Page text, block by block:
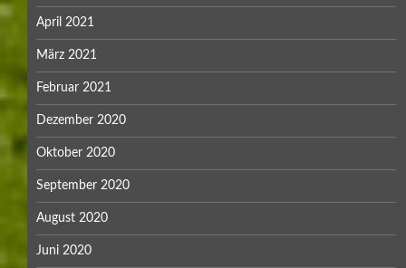
April 2021
März 2021
Februar 2021
Dezember 2020
Oktober 2020
September 2020
August 2020
Juni 2020